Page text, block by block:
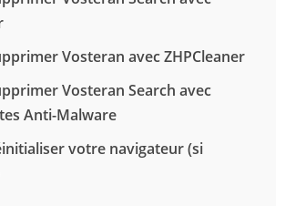
Vosteran avec ZHPCleaner
Vosteran Search avec
Anti-Malware
votre navigateur (si